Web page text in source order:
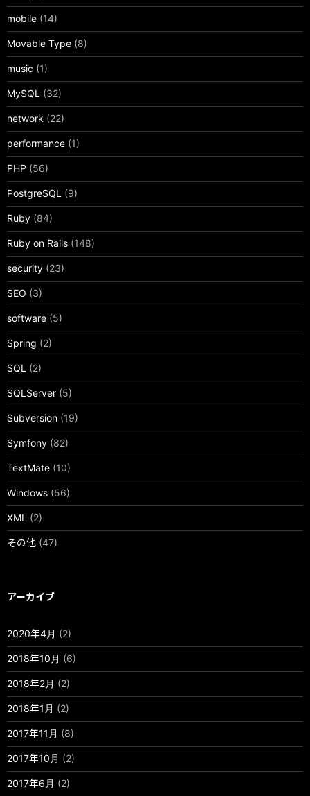
mobile (14)
Movable Type (8)
music (1)
MySQL (32)
network (22)
performance (1)
PHP (56)
PostgreSQL (9)
Ruby (84)
Ruby on Rails (148)
security (23)
SEO (3)
software (5)
Spring (2)
SQL (2)
SQLServer (5)
Subversion (19)
Symfony (82)
TextMate (10)
Windows (56)
XML (2)
その他 (47)
アーカイブ
2020年4月 (2)
2018年10月 (6)
2018年2月 (2)
2018年1月 (2)
2017年11月 (8)
2017年10月 (2)
2017年6月 (2)